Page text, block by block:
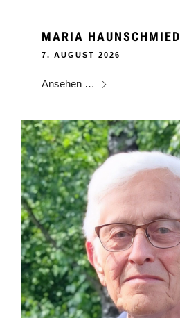
MARIA HAUNSCHMIED
7. AUGUST 2026
Ansehen …